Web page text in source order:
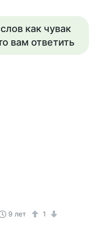
как чувак
вам ответить
9 лет 1